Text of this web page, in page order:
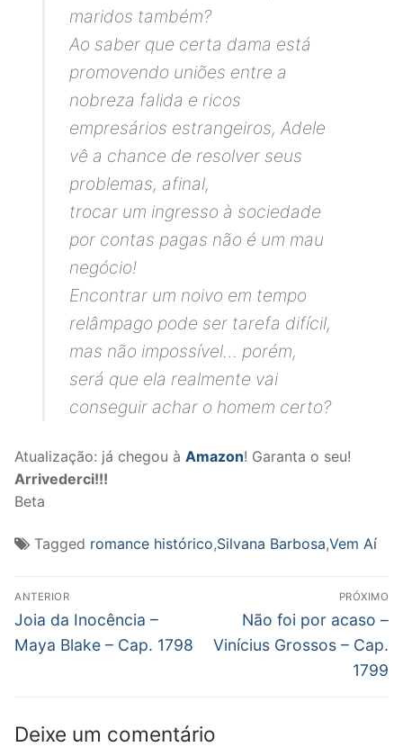
maridos também?
Ao saber que certa dama está
promovendo uniões entre a
nobreza falida e ricos
empresários estrangeiros, Adele
vê a chance de resolver seus
problemas, afinal,
trocar um ingresso à sociedade
por contas pagas não é um mau
negócio!
Encontrar um noivo em tempo
relâmpago pode ser tarefa difícil,
mas não impossível… porém,
será que ela realmente vai
conseguir achar o homem certo?
Atualização: já chegou à Amazon! Garanta o seu!
Arrivederci!!!
Beta
Tagged romance histórico,Silvana Barbosa,Vem Aí
Navegação
de
Post
ANTERIOR
Post
anterior:
Joia da Inocência –
Maya Blake – Cap. 1798
PRÓXIMO
Próximo
post:
Não foi por acaso –
Vinícius Grossos – Cap.
1799
Deixe um comentário